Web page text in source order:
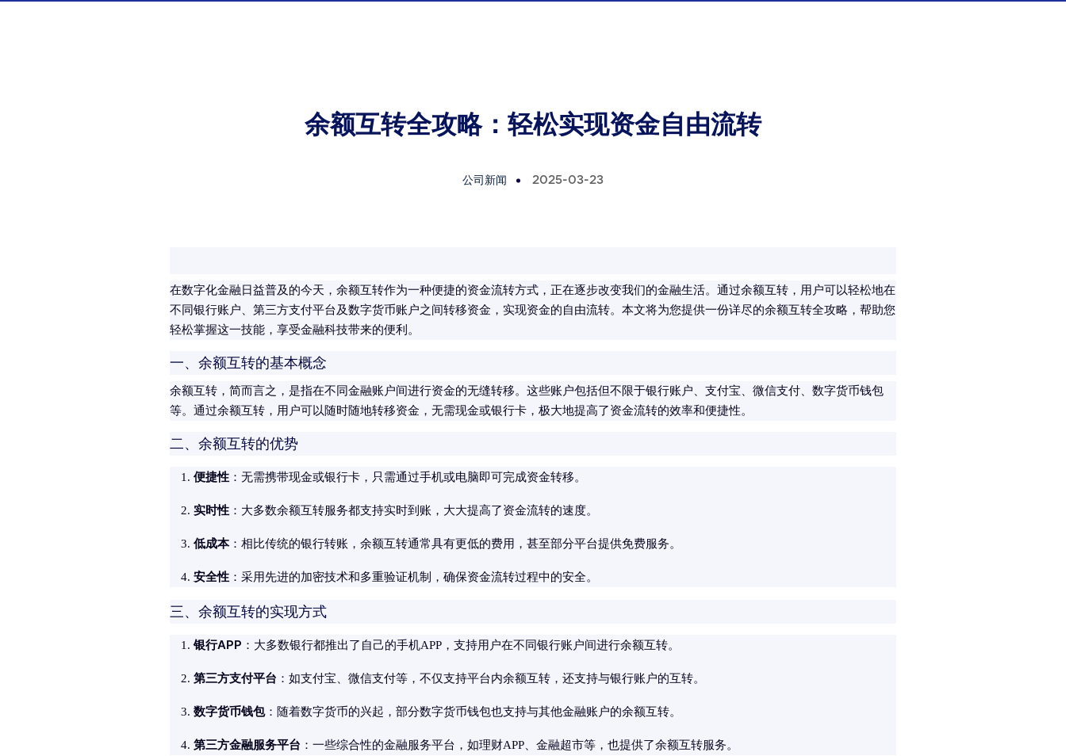
余额互转全攻略：轻松实现资金自由流转
公司新闻 2025-03-23
在数字化金融日益普及的今天，余额互转作为一种便捷的资金流转方式，正在逐步改变我们的金融生活。通过余额互转，用户可以轻松地在
不同银行账户、第三方支付平台及数字货币账户之间转移资金，实现资金的自由流转。本文将为您提供一份详尽的余额互转全攻略，帮助您
轻松掌握这一技能，享受金融科技带来的便利。
一、余额互转的基本概念
余额互转，简而言之，是指在不同金融账户间进行资金的无缝转移。这些账户包括但不限于银行账户、支付宝、微信支付、数字货币钱包
等。通过余额互转，用户可以随时随地转移资金，无需现金或银行卡，极大地提高了资金流转的效率和便捷性。
二、余额互转的优势
便捷性 ：无需携带现金或银行卡，只需通过手机或电脑即可完成资金转移。
实时性 ：大多数余额互转服务都支持实时到账，大大提高了资金流转的速度。
低成本：相比传统的银行转账，余额互转通常具有更低的费用，甚至部分平台提供免费服务。
安全性 ：采用先进的加密技术和多重验证机制，确保资金流转过程中的安全。
三、余额互转的实现方式
银行APP ：大多数银行都推出了自己的手机APP，支持用户在不同银行账户间进行余额互转。
第三方支付平台 ：如支付宝、微信支付等，不仅支持平台内余额互转，还支持与银行账户的互转。
数字货币钱包：随着数字货币的兴起，部分数字货币钱包也支持与其他金融账户的余额互转。
第三方金融服务平台 ：一些综合性的金融服务平台，如理财APP、金融超市等，也提供了余额互转服务。